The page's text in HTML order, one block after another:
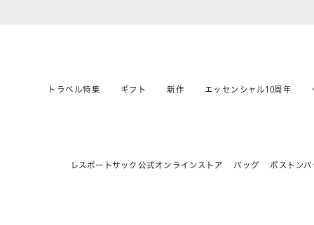
トラベル特集 ギフト 新作 エッセンシャル10周年
レスポートサック公式オンラインストア バッグ ボストン